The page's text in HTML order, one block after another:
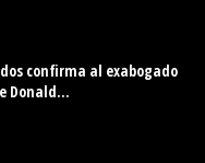
confirma al exabogado
Donald...